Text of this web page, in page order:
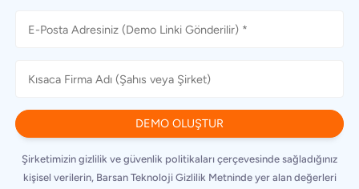
Şirketimizin gizlilik ve güvenlik politikaları çerçevesinde sağladığınız
kişisel verilerin, Barsan Teknoloji Gizlilik Metninde yer alan değerleri